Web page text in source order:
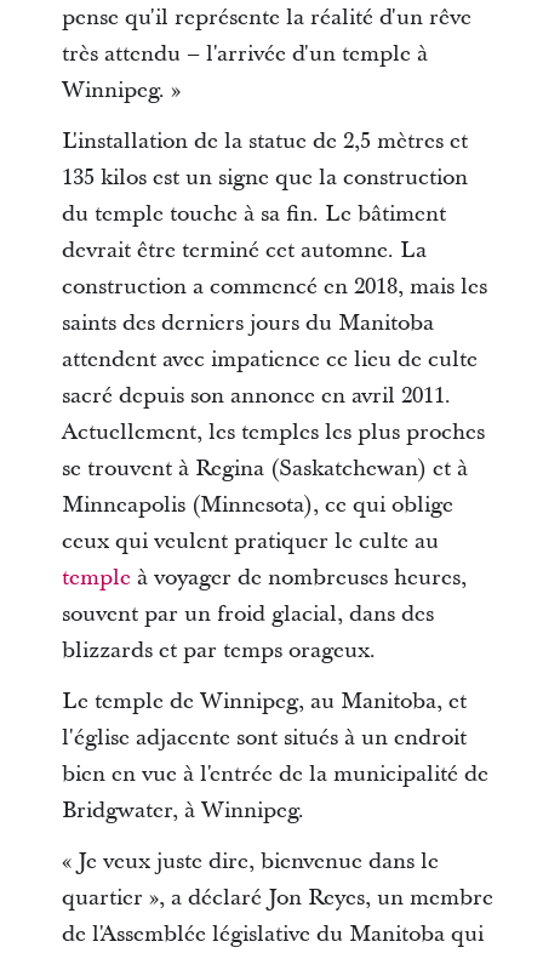
pense qu'il représente la réalité d'un rêve
très attendu – l'arrivée d'un temple à
Winnipeg. »
L'installation de la statue de 2,5 mètres et
135 kilos est un signe que la construction
du temple touche à sa fin. Le bâtiment
devrait être terminé cet automne. La
construction a commencé en 2018, mais les
saints des derniers jours du Manitoba
attendent avec impatience ce lieu de culte
sacré depuis son annonce en avril 2011.
Actuellement, les temples les plus proches
se trouvent à Regina (Saskatchewan) et à
Minneapolis (Minnesota), ce qui oblige
ceux qui veulent pratiquer le culte au
temple à voyager de nombreuses heures,
souvent par un froid glacial, dans des
blizzards et par temps orageux.
Le temple de Winnipeg, au Manitoba, et
l'église adjacente sont situés à un endroit
bien en vue à l'entrée de la municipalité de
Bridgwater, à Winnipeg.
« Je veux juste dire, bienvenue dans le
quartier », a déclaré Jon Reyes, un membre
de l'Assemblée législative du Manitoba qui